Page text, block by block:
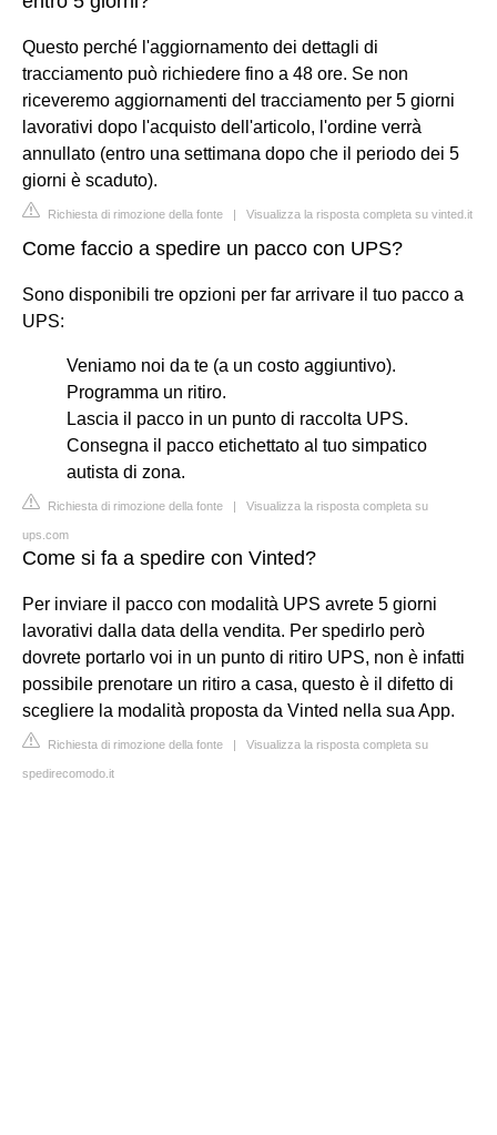
Questo perché l'aggiornamento dei dettagli di
tracciamento può richiedere fino a 48 ore. Se non
riceveremo aggiornamenti del tracciamento per 5 giorni
lavorativi dopo l'acquisto dell'articolo, l'ordine verrà
annullato (entro una settimana dopo che il periodo dei 5
giorni è scaduto).
Richiesta di rimozione della fonte | Visualizza la risposta completa su vinted.it
Come faccio a spedire un pacco con UPS?
Sono disponibili tre opzioni per far arrivare il tuo pacco a
UPS:
Veniamo noi da te (a un costo aggiuntivo).
Programma un ritiro.
Lascia il pacco in un punto di raccolta UPS.
Consegna il pacco etichettato al tuo simpatico
autista di zona.
Richiesta di rimozione della fonte | Visualizza la risposta completa su
ups.com
Come si fa a spedire con Vinted?
Per inviare il pacco con modalità UPS avrete 5 giorni
lavorativi dalla data della vendita. Per spedirlo però
dovrete portarlo voi in un punto di ritiro UPS, non è infatti
possibile prenotare un ritiro a casa, questo è il difetto di
scegliere la modalità proposta da Vinted nella sua App.
Richiesta di rimozione della fonte | Visualizza la risposta completa su
spedirecomodo.it